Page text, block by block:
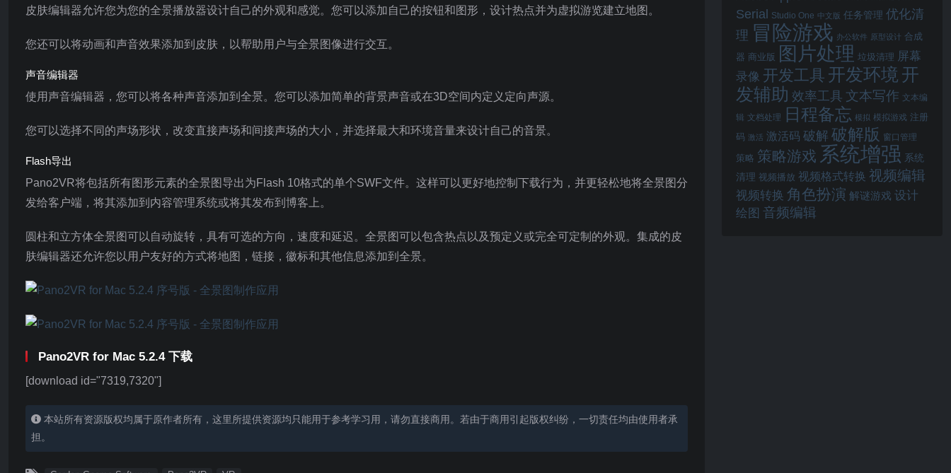
皮肤编辑器允许您为您的全景播放器设计自己的外观和感觉。您可以添加自己的按钮和图形，设计热点并为虚拟游览建立地图。
您还可以将动画和声音效果添加到皮肤，以帮助用户与全景图像进行交互。
声音编辑器
使用声音编辑器，您可以将各种声音添加到全景。您可以添加简单的背景声音或在3D空间内定义定向声源。
您可以选择不同的声场形状，改变直接声场和间接声场的大小，并选择最大和环境音量来设计自己的音景。
Flash导出
Pano2VR将包括所有图形元素的全景图导出为Flash 10格式的单个SWF文件。这样可以更好地控制下载行为，并更轻松地将全景图分
发给客户端，将其添加到内容管理系统或将其发布到博客上。
圆柱和立方体全景图可以自动旋转，具有可选的方向，速度和延迟。全景图可以包含热点以及预定义或完全可定制的外观。集成的皮
肤编辑器还允许您以用户友好的方式将地图，链接，徽标和其他信息添加到全景。
Pano2VR for Mac 5.2.4 下载
[download id="7319,7320"]
本站所有资源版权均属于原作者所有，这里所提供资源均只能用于参考学习用，请勿直接商用。若由于商用引起版权纠纷，一切责任均由使用者承
担。
Serial Studio One 中文版 任务管理 优化清
理 冒险游戏 办公软件 原型设计 合成
器 商业版 图片处理 垃圾清理 屏幕
录像 开发工具 开发环境 开
发辅助 效率工具 文本写作 文本编
辑 文档处理 日程备忘 模拟 模拟游戏 注册
码 激活 激活码 破解 破解版 窗口管理
策略 策略游戏 系统增强 系统
清理 视频播放 视频格式转换 视频编辑
视频转换 角色扮演 解谜游戏 设计
绘图 音频编辑